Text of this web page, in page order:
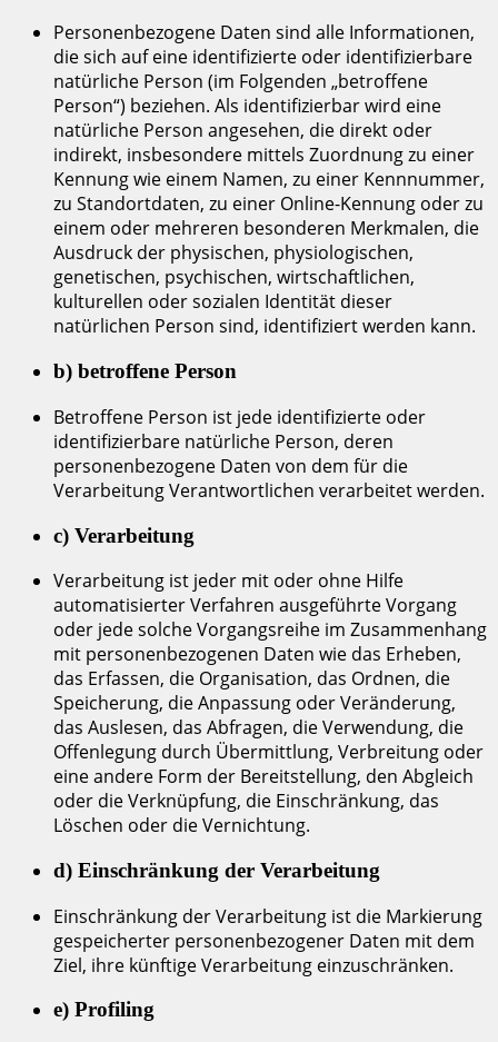
Personenbezogene Daten sind alle Informationen,
die sich auf eine identifizierte oder identifizierbare
natürliche Person (im Folgenden „betroffene
Person“) beziehen. Als identifizierbar wird eine
natürliche Person angesehen, die direkt oder
indirekt, insbesondere mittels Zuordnung zu einer
Kennung wie einem Namen, zu einer Kennnummer,
zu Standortdaten, zu einer Online-Kennung oder zu
einem oder mehreren besonderen Merkmalen, die
Ausdruck der physischen, physiologischen,
genetischen, psychischen, wirtschaftlichen,
kulturellen oder sozialen Identität dieser
natürlichen Person sind, identifiziert werden kann.
b) betroffene Person
Betroffene Person ist jede identifizierte oder
identifizierbare natürliche Person, deren
personenbezogene Daten von dem für die
Verarbeitung Verantwortlichen verarbeitet werden.
c) Verarbeitung
Verarbeitung ist jeder mit oder ohne Hilfe
automatisierter Verfahren ausgeführte Vorgang
oder jede solche Vorgangsreihe im Zusammenhang
mit personenbezogenen Daten wie das Erheben,
das Erfassen, die Organisation, das Ordnen, die
Speicherung, die Anpassung oder Veränderung,
das Auslesen, das Abfragen, die Verwendung, die
Offenlegung durch Übermittlung, Verbreitung oder
eine andere Form der Bereitstellung, den Abgleich
oder die Verknüpfung, die Einschränkung, das
Löschen oder die Vernichtung.
d) Einschränkung der Verarbeitung
Einschränkung der Verarbeitung ist die Markierung
gespeicherter personenbezogener Daten mit dem
Ziel, ihre künftige Verarbeitung einzuschränken.
e) Profiling